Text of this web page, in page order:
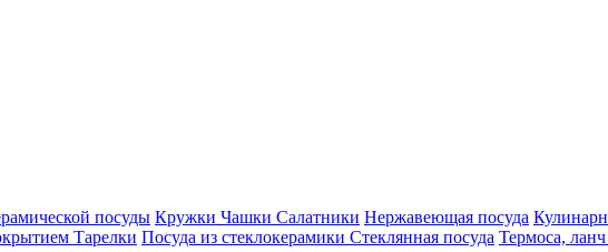
посуды Кружки Чашки Салатники Нержавеющая посуда
Тарелки Посуда из стеклокерамики Стеклянная посуда Термоса,